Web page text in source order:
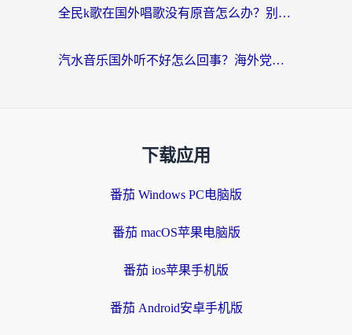
全民k歌在国外唱歌没有原音怎么办？别让地域限制毁了你的麦霸时刻
汽水音乐国外听不好怎么回事？海外党亲测有效的回国加速方案来了
下载应用
番茄 Windows PC电脑版
番茄 macOS苹果电脑版
番茄 ios苹果手机版
番茄 Android安卓手机版